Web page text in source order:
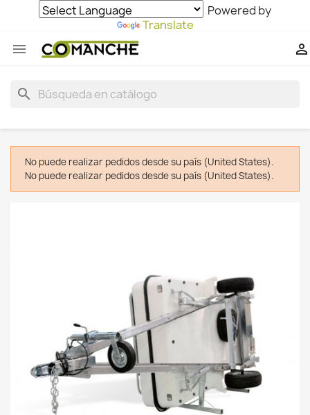
Powered by
Translate
 
search
No puede realizar pedidos desde su país (United States).
No puede realizar pedidos desde su país (United States).